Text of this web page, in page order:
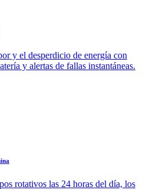
y el desperdicio de energía con
y alertas de fallas instantáneas.
rotativos las 24 horas del día, los